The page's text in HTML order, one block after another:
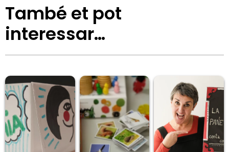
També et pot
interessar…